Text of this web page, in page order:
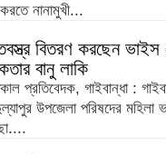
নানামুখী...
বিতরণ করছেন ভাইস
বানু লাকি
প্রতিবেদক, গাইবান্ধা :
উপজেলা পরিষদের মহিলা